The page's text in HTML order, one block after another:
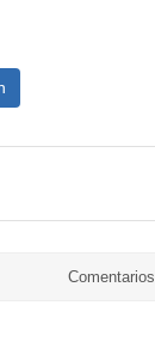
Comentarios